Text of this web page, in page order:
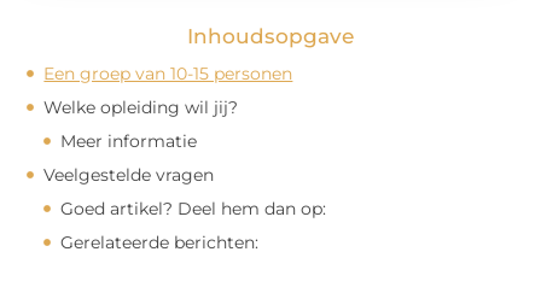
Inhoudsopgave
Een groep van 10-15 personen
Welke opleiding wil jij?
Meer informatie
Veelgestelde vragen
Goed artikel? Deel hem dan op:
Gerelateerde berichten: